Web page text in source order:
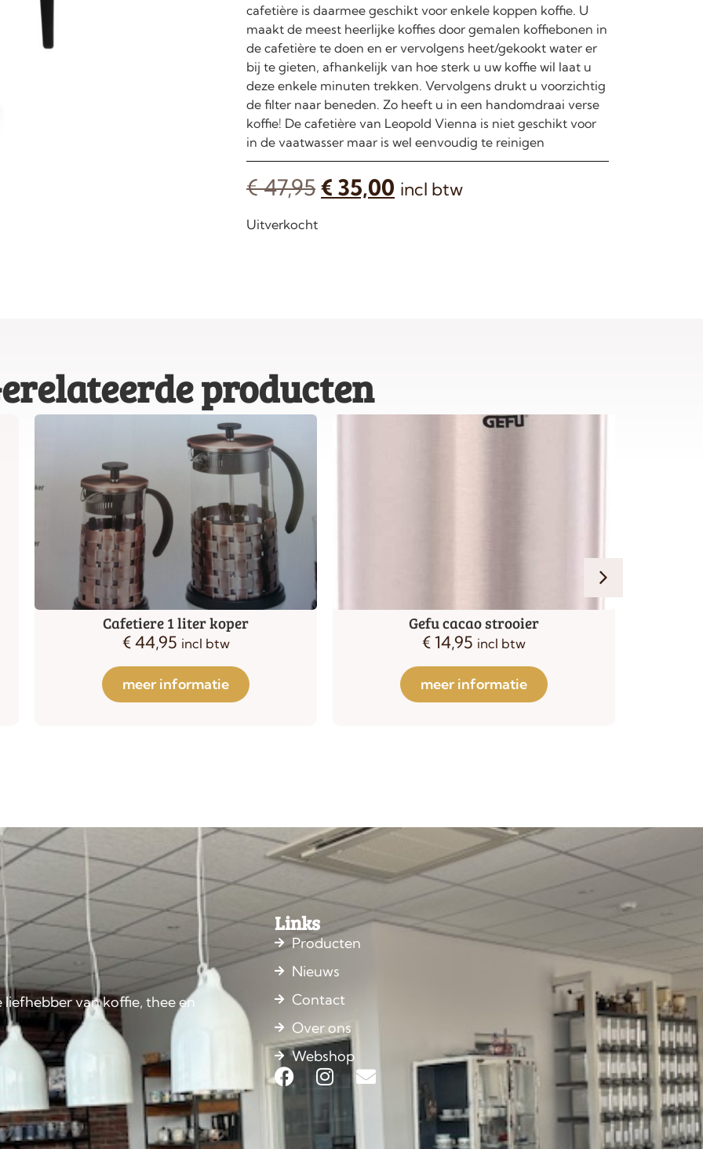
cafetière is daarmee geschikt voor enkele koppen koffie. U
maakt de meest heerlijke koffies door gemalen koffiebonen in
de cafetière te doen en er vervolgens heet/gekookt water er
bij te gieten, afhankelijk van hoe sterk u uw koffie wil laat u
deze enkele minuten trekken. Vervolgens drukt u voorzichtig
de filter naar beneden. Zo heeft u in een handomdraai verse
koffie! De cafetière van Leopold Vienna is niet geschikt voor
in de vaatwasser maar is wel eenvoudig te reinigen
€47,95 € 35,00 incl btw
Uitverkocht
producten
Gefu cacao strooier
€14,95 incl btw
meer informatie
Cacao strooier diverse sjablonen
24,95€14,95 incl btw
meer informatie
van koffie, thee en
Links
Producten
Nieuws
Contact
Over ons
Webshop